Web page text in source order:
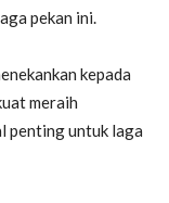
pekan ini.
kepada
meraih
penting untuk laga